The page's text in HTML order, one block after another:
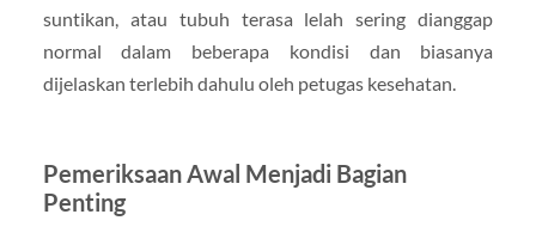
suntikan, atau tubuh terasa lelah sering dianggap
normal dalam beberapa kondisi dan biasanya
dijelaskan terlebih dahulu oleh petugas kesehatan.
Pemeriksaan Awal Menjadi Bagian
Penting